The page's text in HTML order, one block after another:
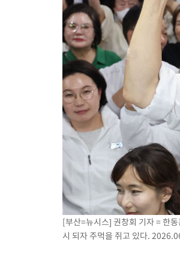
[부산=뉴시스] 권창회 기자 = 한
시 되자 주먹을 쥐고 있다.